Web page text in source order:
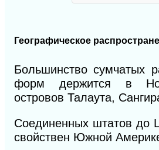
Географическое
Большинство сумчатых
форм держится в
островов Талаута,
Соединенных штатов до
свойствен Южной